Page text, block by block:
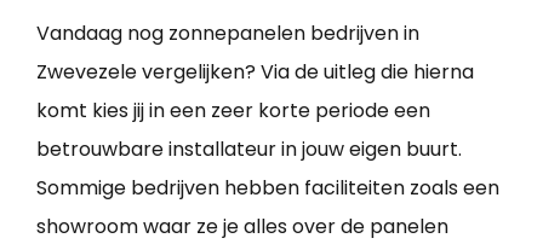
Vandaag nog zonnepanelen bedrijven in
Zwevezele vergelijken? Via de uitleg die hierna
komt kies jij in een zeer korte periode een
betrouwbare installateur in jouw eigen buurt.
Sommige bedrijven hebben faciliteiten zoals een
showroom waar ze je alles over de panelen